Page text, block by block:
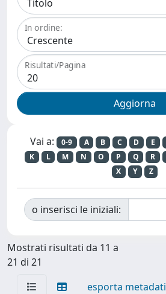
In ordine:
Risultati/Pagina
Vai a: 0-9 A B C D E
K
L M N O P Q R
X
Y Z
o inserisci le iniziali:
Mostrati risultati da 11 a
21 di 21
esporta metadati